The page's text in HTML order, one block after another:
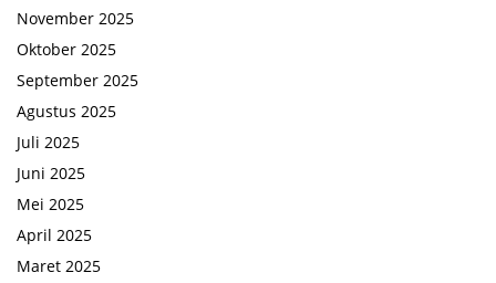
November 2025
Oktober 2025
September 2025
Agustus 2025
Juli 2025
Juni 2025
Mei 2025
April 2025
Maret 2025